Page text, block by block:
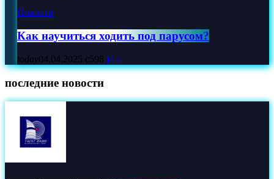
Новости
Как научиться ходить под парусом?
today04.04.2025 598 4
последние новости